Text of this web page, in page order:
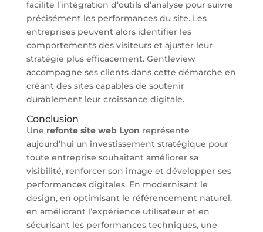
facilite l’intégration d’outils d’analyse pour suivre
précisément les performances du site. Les
entreprises peuvent alors identifier les
comportements des visiteurs et ajuster leur
stratégie plus efficacement. Gentleview
accompagne ses clients dans cette démarche en
créant des sites capables de soutenir
durablement leur croissance digitale.
Conclusion
Une refonte site web Lyon représente
aujourd’hui un investissement stratégique pour
toute entreprise souhaitant améliorer sa
visibilité, renforcer son image et développer ses
performances digitales. En modernisant le
design, en optimisant le référencement naturel,
en améliorant l’expérience utilisateur et en
sécurisant les performances techniques, une